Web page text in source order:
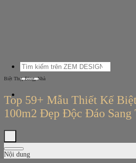
Tìm
kiếm:
Biệt Thự,Blog,Nhà
Top 59+ Mẫu Thiết Kế
100m2 Đẹp Độc Đáo Sang
Nội dung